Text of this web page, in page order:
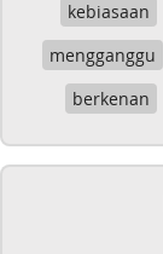
kebiasaan
mengganggu
berkenan